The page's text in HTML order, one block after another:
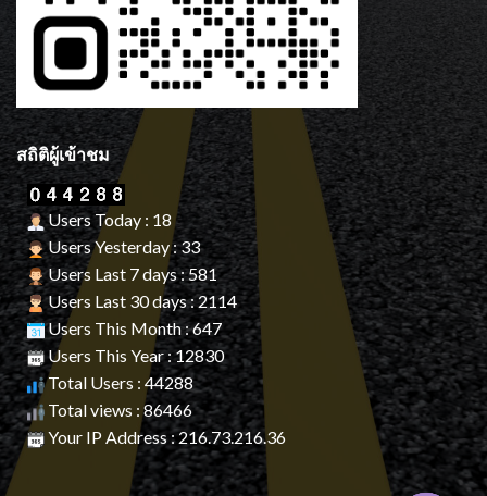
สถิติผู้เข้าชม
Users Today : 18
Users Yesterday : 33
Users Last 7 days : 581
Users Last 30 days : 2114
Users This Month : 647
Users This Year : 12830
Total Users : 44288
Total views : 86466
Your IP Address : 216.73.216.36